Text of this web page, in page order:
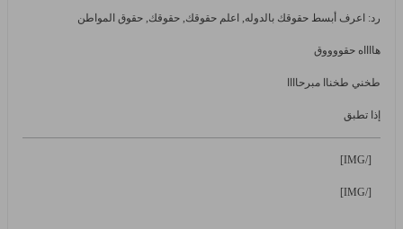
رد: اعرف أبسط حقوقك بالدوله, اعلم حقوقك, حقوقك, حقوق المواطن
هااااه حقووووق
طخني طخناا مبرحاااا
إذا تطبق
[/IMG]
[/IMG]